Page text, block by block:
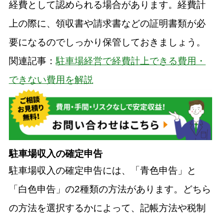
経費として認められる場合があります。経費計
上の際に、領収書や請求書などの証明書類が必
要になるのでしっかり保管しておきましょう。
関連記事： 駐車場経営で経費計上できる費用・
できない費用を解説
駐車場収入の確定申告
駐車場収入の確定申告には、「青色申告」と
「白色申告」の2種類の方法があります。どちら
の方法を選択するかによって、記帳方法や税制